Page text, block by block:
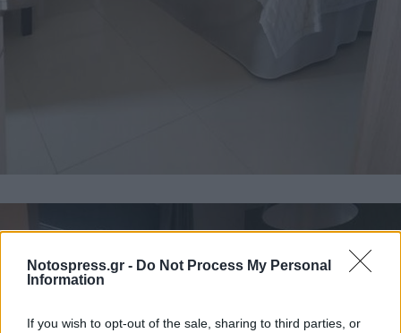
Notospress.gr - Do Not Process My Personal
Information
If you wish to opt-out of the sale, sharing to third parties, or